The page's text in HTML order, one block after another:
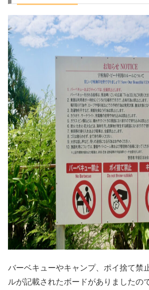
バーベキューやキャンプ、ポイ捨て禁
ルが記載されたボードがありましたの